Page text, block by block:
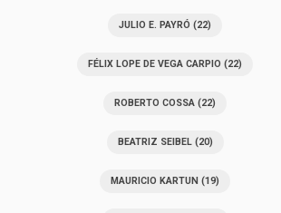
JULIO E. PAYRÓ (22)
FÉLIX LOPE DE VEGA CARPIO (22)
ROBERTO COSSA (22)
BEATRIZ SEIBEL(20)
MAURICIO KARTUN (19)